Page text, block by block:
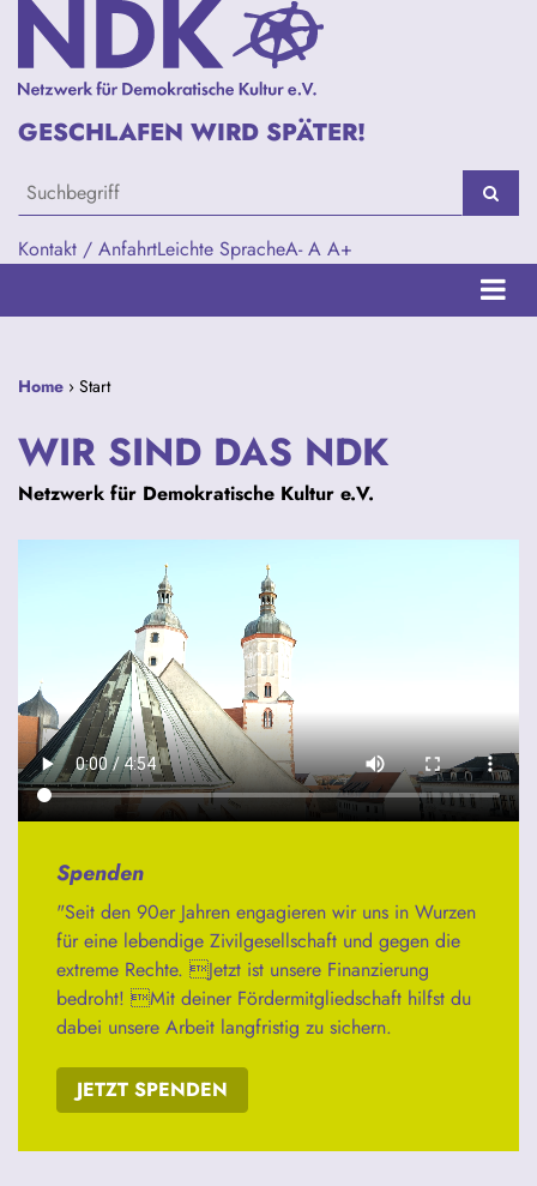
Kontakt / AnfahrtLeichte SpracheA- A A+
GESCHLAFEN WIRD SPÄTER!
Home › Start
WIR SIND DAS NDK
Netzwerk für Demokratische Kultur e.V.
Spenden
"Seit den 90er Jahren engagieren wir uns in Wurzen
für eine lebendige Zivilgesellschaft und gegen die
extreme Rechte. Jetzt ist unsere Finanzierung
bedroht! Mit deiner Fördermitgliedschaft hilfst du
dabei unsere Arbeit langfristig zu sichern.
JETZT SPENDEN